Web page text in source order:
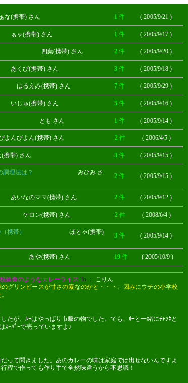
) さん 1 件 ( 2005/9/21 )
帯) さん 1 件 ( 2005/9/17 )
四葉(携帯) さん 2 件 ( 2005/9/20 )
(携帯) さん 3 件 ( 2005/9/18 )
み(携帯) さん 7 件 ( 2005/9/29 )
(携帯) さん 5 件 ( 2005/9/16 )
も さん 1 件 ( 2005/9/14 )
ん(携帯) さん 2 件 ( 2006/4/5 )
さん 3 件 ( 2005/9/15 )
調理法は？
みひみ さ
2 件 ( 2005/9/15 )
ママ(携帯) さん 2 件 ( 2005/9/12 )
ン(携帯) さん 2 件 ( 2008/6/4 )
携帯）
ほとゃ(携帯)
3 件 ( 2005/9/14 )
(携帯) さん 19 件 ( 2005/10/9 )
食のようなカレーライス To ： こりん
グリンピースが甘さの素なのかと・・・。因みにウチの小学校
たが、ﾙｰはやっぱり市販の物でした。でも、ﾙｰと一緒にﾁｬｯﾈと
ｽｰﾊﾟｰで売っていますよ♪
って聞きました。あのカレーの味は家庭では出せないんですよ
程で作っても作り手で全然味違うから不思議！